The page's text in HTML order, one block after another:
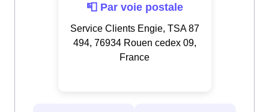
📮 Par voie postale
Service Clients Engie, TSA 87
494, 76934 Rouen cedex 09,
France